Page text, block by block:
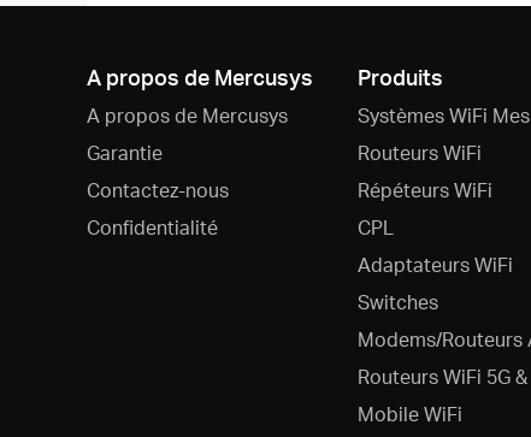
A propos de Mercusys
A propos de Mercusys
Garantie
Contactez-nous
Confidentialité
Produits
Systèmes WiFi
Routeurs WiFi
Répéteurs WiFi
CPL
Adaptateurs WiFi
Switches
Modems/Routeurs
Routeurs WiFi 5G &
Mobile WiFi